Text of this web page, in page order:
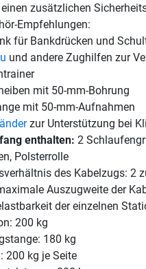
zusätzlichen
Empfehlungen:
für Bankdrücken und
und andere Zughilfen zur
mit 50-mm-Bohrung
mit 50-mm-Aufnahmen
zur Unterstützung bei
enthalten: 2
Polsterrolle
des Kabelzugs: 2
Auszugweite der
der einzelnen
200 kg
180 kg
200 kg je Seite